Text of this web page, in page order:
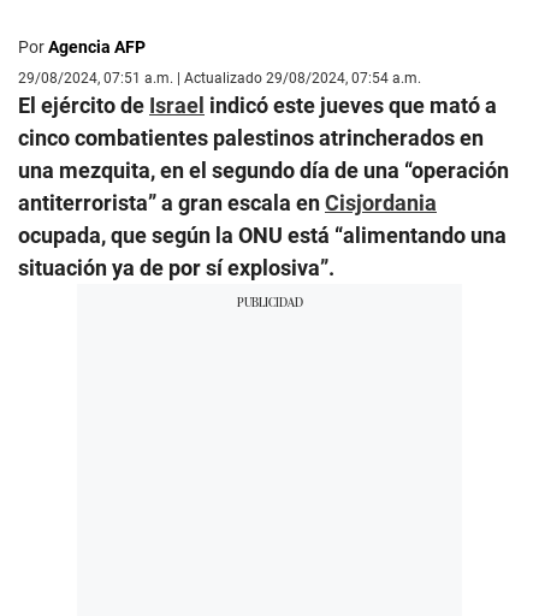
PorAgencia AFP
29/08/2024, 07:51 a.m. | Actualizado 29/08/2024, 07:54 a.m.
El ejército de Israel indicó este jueves que mató a
cinco combatientes palestinos atrincherados en
una mezquita, en el segundo día de una “operación
antiterrorista” a gran escala enCisjordania
ocupada, que según la ONU está “alimentando una
situación ya de por sí explosiva”.